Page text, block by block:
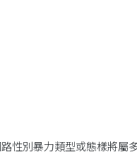
性別暴力類型或態樣將屬